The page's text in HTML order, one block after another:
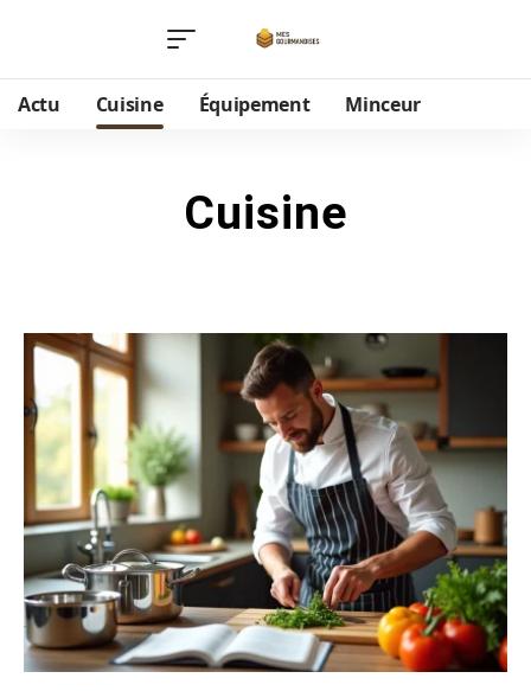
Actu Cuisine Équipement Minceur
Cuisine